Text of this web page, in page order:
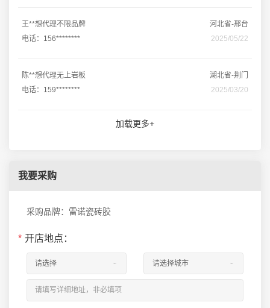
王**想代理不限品牌
河北省-邢台
电话：156********
2025/05/22
陈**想代理无上岩板
湖北省-荆门
电话：159********
2025/03/20
加载更多+
我要采购
采购品牌：雷诺瓷砖胶
* 开店地点：